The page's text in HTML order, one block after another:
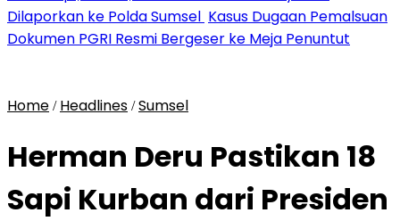
Dilaporkan ke Polda Sumsel ‎ Kasus Dugaan Pemalsuan
Dokumen PGRI Resmi Bergeser ke Meja Penuntut
Home / Headlines /Sumsel
Herman Deru Pastikan 18
Sapi Kurban dari Presiden